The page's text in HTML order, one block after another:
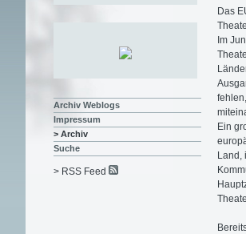
Das
Im
Ein
Land,
Archiv Weblogs
Impressum
> Archiv
Suche
> RSS Feed